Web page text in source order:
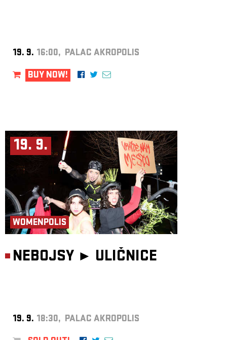
19. 9. 16:00, PALAC AKROPOLIS
BUY NOW!
19. 9.
WOMENPOLIS
NEBOJSY ► ULIČNICE
19. 9. 18:30, PALAC AKROPOLIS